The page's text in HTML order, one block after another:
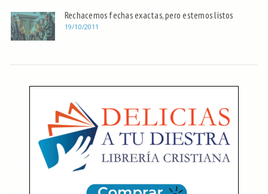
Rechacemos fechas exactas, pero estemos listos
19/10/2011